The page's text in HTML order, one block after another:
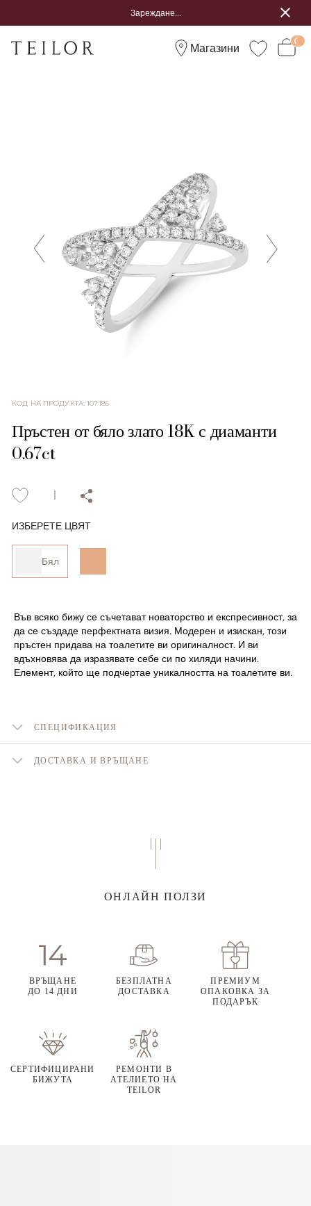
Зареждане...
Магазини
КОД НА ПРОДУКТА:107185
Пръстен от бяло злато 18K с диаманти
0.67ct
ИЗБЕРЕТЕ ЦВЯТ
Бял
Във всяко бижу се съчетават новаторство и експресивност, за
да се създаде перфектната визия. Модерен и изискан, този
пръстен придава на тоалетите ви оригиналност. И ви
вдъхновява да изразявате себе си по хиляди начини.
Елемент, който ще подчертае уникалността на тоалетите ви.
СПЕЦИФИКАЦИЯ
ДОСТАВКА И ВРЪЩАНЕ
ОНЛАЙН ПОЛЗИ
ВРЪЩАНЕ
ДО 14 ДНИ
БЕЗПЛАТНА
ДОСТАВКА
ПРЕМИУМ
ОПАКОВКА ЗА
ПОДАРЪК
СЕРТИФИЦИРАНИ
БИЖУТА
РЕМОНТИ В
АТЕЛИЕТО НА
TEILOR